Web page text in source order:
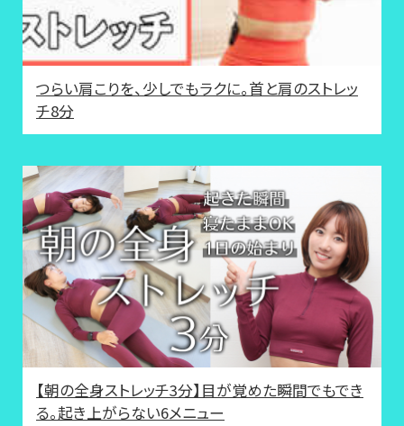
つらい肩こりを、少しでもラクに。首と肩のストレッ
チ8分
【朝の全身ストレッチ3分】目が覚めた瞬間でもでき
る。起き上がらない6メニュー